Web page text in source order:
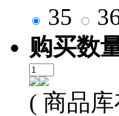
35
购买数
( 商品库